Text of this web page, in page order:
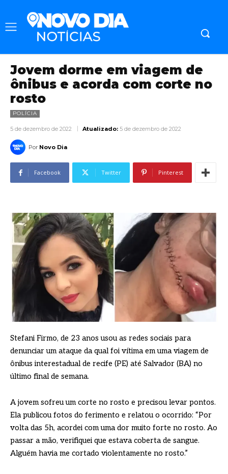
Jovem dorme em viagem de
ônibus e acorda com corte no
rosto
POLÍCIA
5 de dezembro de 2022 Atualizado: 5 de dezembro de 2022
Por Novo Dia
Facebook Twitter Pinterest
Stefani Firmo, de 23 anos usou as redes sociais para
denunciar um ataque da qual foi vítima em uma viagem de
ônibus interestadual de recife (PE) até Salvador (BA) no
último final de semana.
A jovem sofreu um corte no rosto e precisou levar pontos.
Ela publicou fotos do ferimento e relatou o ocorrido: “Por
volta das 5h, acordei com uma dor muito forte no rosto. Ao
passar a mão, verifiquei que estava coberta de sangue.
Alguém havia me cortado violentamente no rosto.”